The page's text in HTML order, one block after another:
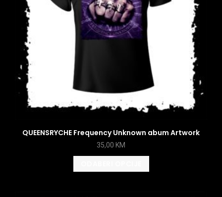
QUEENSRYCHE Frequency Unknown abum Artwork
35,00 KM